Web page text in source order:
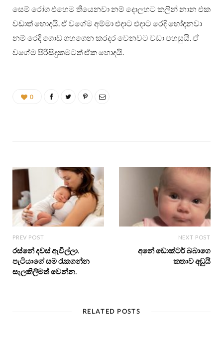
සෙම් රෝග එහෙම තියෙනවා නම් දොලහට කලින් නාන එක
වඩාත් හොදයි. ඒ වගේම අම්මා එදාට එදාට රෙදි හෝදනවා
නම් රෙදි ගොඩ ගහගෙන කරදර වෙනවට වඩා පහසුයි. ඒ
වගේම පිරිසිදුකමටත් ඒක හොදයි.
0
PREV POST
රස්නේ දවස් ඇවිල්ලා.
පැටියාගේ සම රැකගන්න
සැලකිලිමත් වෙන්න.
NEXT POST
අනේ ඩොක්ටර් බබාගෙ
කතාව අඩුයි
RELATED POSTS